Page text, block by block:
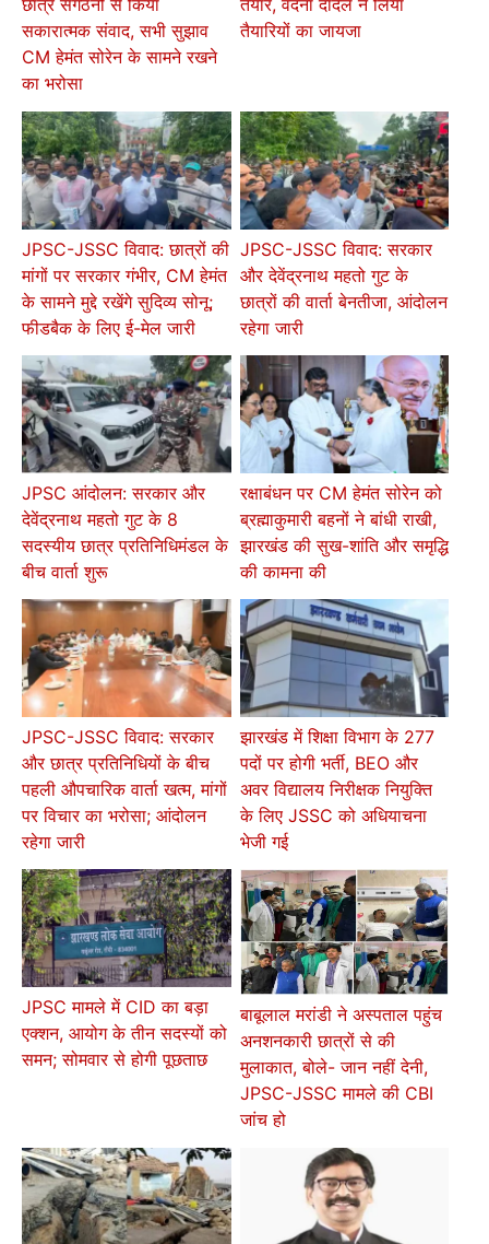
छात्र संगठनों से किया
सकारात्मक संवाद, सभी सुझाव
CM हेमंत सोरेन के सामने रखने
का भरोसा
तैयारियों का जायजा
JPSC-JSSC विवाद: छात्रों की
मांगों पर सरकार गंभीर, CM हेमंत
के सामने मुद्दे रखेंगे सुदिव्य सोनू;
फीडबैक के लिए ई-मेल जारी
JPSC-JSSC विवाद: सरकार
और देवेंद्रनाथ महतो गुट के
छात्रों की वार्ता बेनतीजा, आंदोलन
रहेगा जारी
JPSC आंदोलन: सरकार और
देवेंद्रनाथ महतो गुट के 8
सदस्यीय छात्र प्रतिनिधिमंडल के
बीच वार्ता शुरू
रक्षाबंधन पर CM हेमंत सोरेन को
ब्रह्माकुमारी बहनों ने बांधी राखी,
झारखंड की सुख-शांति और समृद्धि
की कामना की
JPSC-JSSC विवाद: सरकार
और छात्र प्रतिनिधियों के बीच
पहली औपचारिक वार्ता खत्म, मांगों
पर विचार का भरोसा; आंदोलन
रहेगा जारी
झारखंड में शिक्षा विभाग के 277
पदों पर होगी भर्ती, BEO और
अवर विद्यालय निरीक्षक नियुक्ति
के लिए JSSC को अधियाचना
भेजी गई
JPSC मामले में CID का बड़ा
एक्शन, आयोग के तीन सदस्यों को
समन; सोमवार से होगी पूछताछ
बाबूलाल मरांडी ने अस्पताल पहुंच
अनशनकारी छात्रों से की
मुलाकात, बोले- जान नहीं देनी,
JPSC-JSSC मामले की CBI
जांच हो